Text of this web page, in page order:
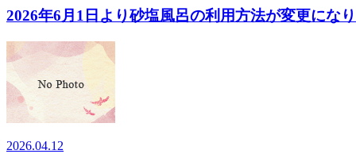
2026年6月1日より砂塩風呂の利用方法が変更にな
2026.04.12